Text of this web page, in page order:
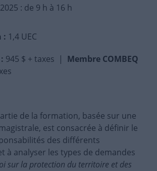
: de 9 h à 16 h
: 1,4 UEC
: 945 $ + taxes | Membre COMBEQ
de la formation, basée sur une
est consacrée à définir le
des différents
à analyser les types de demandes
sur la protection du territoire et des